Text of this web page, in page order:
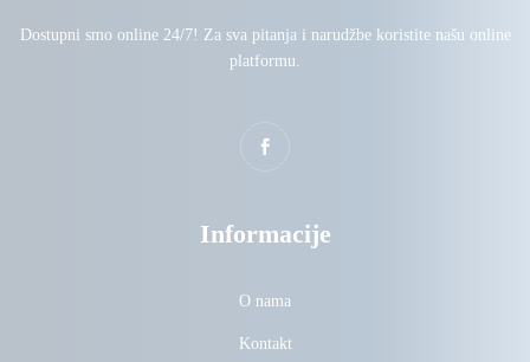
Dostupni smo online 24/7! Za sva pitanja i narudžbe koristite našu online
platformu.
Informacije
O nama
Kontakt